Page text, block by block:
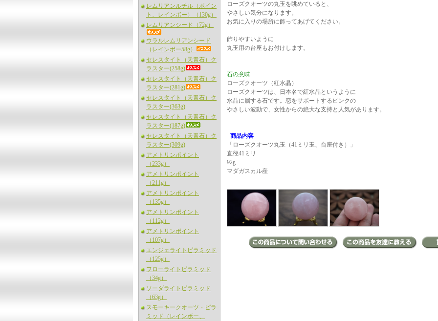
レムリアンルチル（ポイン
ト、レインボー）（130g）
レムリアンシード（72g）
ウラルレムリアンシード
（レインボー58g）
セレスタイト（天青石）ク
ラスター(258g)
セレスタイト（天青石）ク
ラスター(281g)
セレスタイト（天青石）ク
ラスター(363g)
セレスタイト（天青石）ク
ラスター(187g)
セレスタイト（天青石）ク
ラスター(309g)
アメトリンポイント
（233g）
アメトリンポイント
（211g）
アメトリンポイント
（135g）
アメトリンポイント
（112g）
アメトリンポイント
（107g）
エンジェライトピラミッド
（125g）
フローライトピラミッド
（34g）
ソーダライトピラミッド
（63g）
スモーキークオーツ・ピラ
ミッド（レインボー、
ローズクオーツの丸玉を眺めていると、
やさしい気分になります。
お気に入りの場所に飾ってあげてください。
飾りやすいように
丸玉用の台座もお付けします。
石の意味
ローズクオーツ（紅水晶）
ローズクオーツは、日本名で紅水晶というように
水晶に属する石です。恋をサポートするピンクの
やさしい波動で、女性からの絶大な支持と人気があります。
商品内容
「ローズクオーツ丸玉（41ミリ玉、台座付き）」
直径41ミリ
92g
マダガスカル産